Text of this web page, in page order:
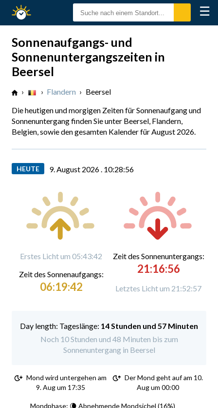
Sonnenzeiten ☰
Sonnenaufgangs- und
Sonnenuntergangszeiten in
Beersel
› › Flandern › Beersel
Die heutigen und morgigen Zeiten für Sonnenaufgang und
Sonnenuntergang finden Sie unter Beersel, Flandern,
Belgien, sowie den gesamten Kalender für August 2026.
HEUTE 9. August 2026 . 10:28:58
Erstes Licht um 05:43:42
Zeit des Sonnenaufgangs:
06:19:42
Zeit des Sonnenuntergangs:
21:16:56
Letztes Licht um 21:52:57
Tageslänge: 14 Stunden und 57 Minuten
Noch 10 Stunden und 48 Minuten bis zum
Sonnenuntergang in Beersel
Mond wird untergehen am
9. Aug um 17:35
Der Mond geht auf am 10.
Aug um 00:00
Mondphase: 🌘 Abnehmende Mondsichel (16%)